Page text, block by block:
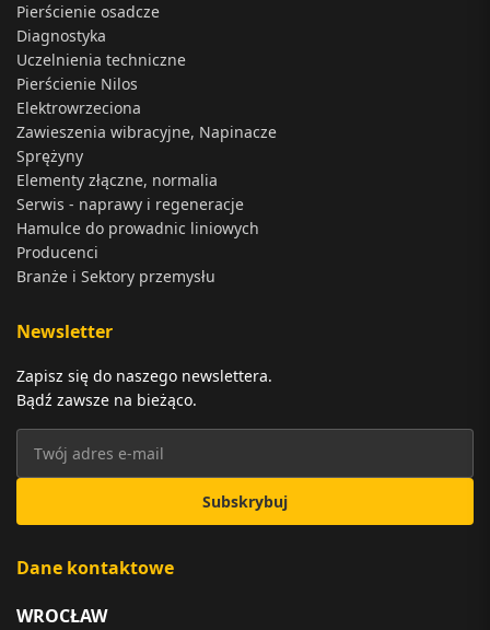
Pierścienie osadcze
Diagnostyka
Uczelnienia techniczne
Pierścienie Nilos
Elektrowrzeciona
Zawieszenia wibracyjne, Napinacze
Sprężyny
Elementy złączne, normalia
Serwis - naprawy i regeneracje
Hamulce do prowadnic liniowych
Producenci
Branże i Sektory przemysłu
Newsletter
Zapisz się do naszego newslettera.
Bądź zawsze na bieżąco.
Subskrybuj
Dane kontaktowe
WROCŁAW